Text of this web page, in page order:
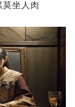
坐人肉